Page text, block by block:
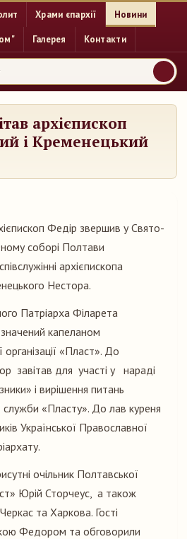
Храми єпархії Новини
Галерея Контакти
архієпископ
і Кременецький
Федір звершив у Свято-
соборі Полтави
архієпископа
Нестора.
Патріарха Філарета
капеланом
організації «Пласт». До
завітав для участі у нараді
і вирішення питань
служби «Пласту». До лав куреня
Української Православної
очільник Полтавської
Юрій Сторчеус, а також
та Харкова. Гості
Федором та обговорили